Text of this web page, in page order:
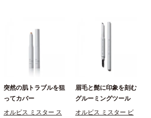
突然の肌トラブルを狙
ってカバー
オルビス ミスター ス
眉毛と髭に印象を刻む
グルーミングツール
オルビス ミスター ビ